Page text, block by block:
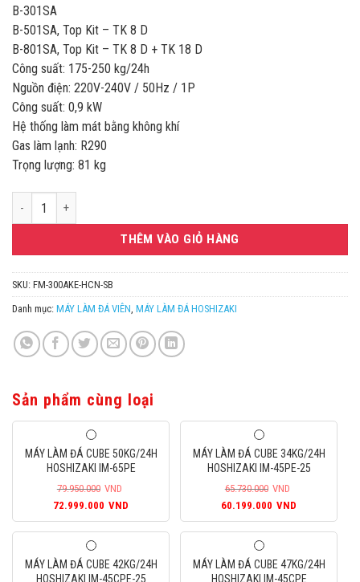
B-301SA
B-501SA, Top Kit – TK 8 D
B-801SA, Top Kit – TK 8 D + TK 18 D
Công suất: 175-250 kg/24h
Nguồn điện: 220V-240V / 50Hz / 1P
Công suất: 0,9 kW
Hệ thống làm mát bằng không khí
Gas làm lạnh: R290
Trọng lượng: 81 kg
MÁY LÀM ĐÁ NUGGET 250KG/24H HOSHIZAKI FM-300AKE-HCN-SB số
THÊM VÀO GIỎ HÀNG
SKU: FM-300AKE-HCN-SB
Danh mục: MÁY LÀM ĐÁ VIÊN MÁY LÀM ĐÁ HOSHIZAKI
Sản phẩm cùng loại
MÁY LÀM ĐÁ CUBE 50KG/24H
HOSHIZAKI IM-65PE
79.950.000 VND
Giá
gốc
79.950.000VND.
72.999.000 VND
hiện
72.999.000VND.
MÁY LÀM ĐÁ CUBE 34KG/24H
HOSHIZAKI IM-45PE-25
65.730.000 VND
Giá
gốc
65.730.000VND.
60.199.000 VND
hiện
MÁY LÀM ĐÁ CUBE 42KG/24H
HOSHIZAKI IM-45CPE-25
MÁY LÀM ĐÁ CUBE 47KG/24H
HOSHIZAKI IM-45CPE